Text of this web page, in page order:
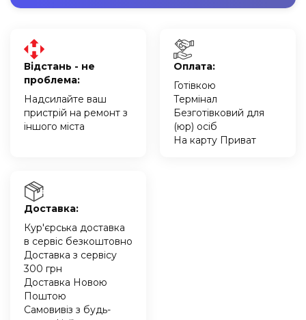
Відстань - не
проблема:
Надсилайте ваш
пристрій на ремонт з
іншого міста
Оплата:
Готівкою
Термінал
Безготівковий для
(юр) осіб
На карту Приват
Доставка:
Кур'єрська доставка
в сервіс безкоштовно
Доставка з сервісу
300 грн
Доставка Новою
Поштою
Самовивіз з будь-